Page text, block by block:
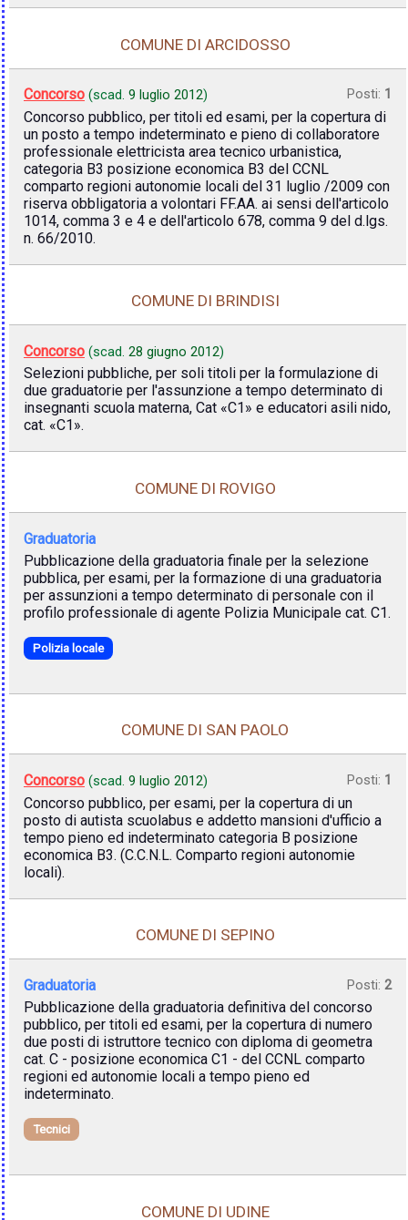
COMUNE DI ARCIDOSSO
Concorso (scad. 9 luglio 2012) Posti: 1
Concorso pubblico, per titoli ed esami, per la copertura di
un posto a tempo indeterminato e pieno di collaboratore
professionale elettricista area tecnico urbanistica,
categoria B3 posizione economica B3 del CCNL
comparto regioni autonomie locali del 31 luglio /2009 con
riserva obbligatoria a volontari FF.AA. ai sensi dell'articolo
1014, comma 3 e 4 e dell'articolo 678, comma 9 del d.lgs.
n. 66/2010.
COMUNE DI BRINDISI
Concorso (scad. 28 giugno 2012)
Selezioni pubbliche, per soli titoli per la formulazione di
due graduatorie per l'assunzione a tempo determinato di
insegnanti scuola materna, Cat «C1» e educatori asili nido,
cat. «C1».
COMUNE DI ROVIGO
Graduatoria
Pubblicazione della graduatoria finale per la selezione
pubblica, per esami, per la formazione di una graduatoria
per assunzioni a tempo determinato di personale con il
profilo professionale di agente Polizia Municipale cat. C1.
Polizia locale
COMUNE DI SAN PAOLO
Concorso (scad. 9 luglio 2012) Posti: 1
Concorso pubblico, per esami, per la copertura di un
posto di autista scuolabus e addetto mansioni d'ufficio a
tempo pieno ed indeterminato categoria B posizione
economica B3. (C.C.N.L. Comparto regioni autonomie
locali).
COMUNE DI SEPINO
Graduatoria Posti: 2
Pubblicazione della graduatoria definitiva del concorso
pubblico, per titoli ed esami, per la copertura di numero
due posti di istruttore tecnico con diploma di geometra
cat. C - posizione economica C1 - del CCNL comparto
regioni ed autonomie locali a tempo pieno ed
indeterminato.
Tecnici
COMUNE DI UDINE